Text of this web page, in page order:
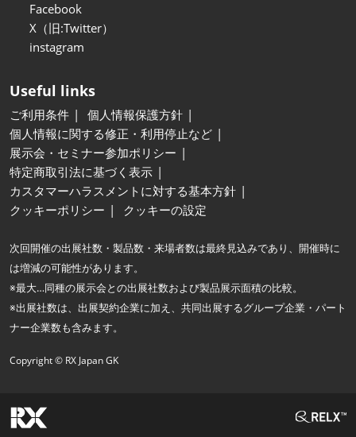
Facebook
X（旧:Twitter）
instagram
Useful links
ご利用条件
個人情報保護方針
個人情報に関する修正・利用停止など
展示会・セミナー参加ポリシー
特定商取引法に基づく表示
カスタマーハラスメントに対する基本方針
クッキーポリシー
クッキーの設定
次回開催の出展社数・製品数・来場者数は最終見込みであり、開催時に
は増減の可能性があります。
※最大…同種の展示会との出展社数および製品展示面積の比較。
※出展社数は、出展契約企業に加え、共同出展するグループ企業・パート
ナー企業数も含みます。
Copyright © RX Japan GK